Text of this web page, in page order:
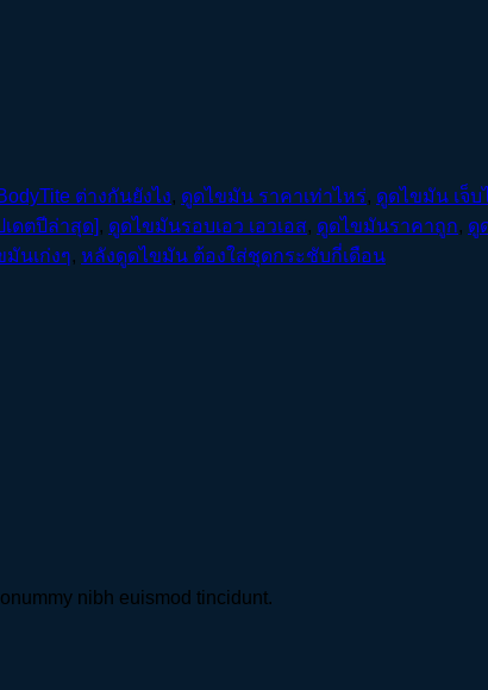
ต่างกันยังไง, ดูดไขมัน ราคาเท่าไหร่, ดูดไขมัน เจ็
ดตปีล่าสุด], ดูดไขมันรอบเอว เอวเอส, ดูดไขมันราคาถูก, ดู
นเก่งๆ, หลังดูดไขมัน ต้องใส่ชุดกระชับกี่เดือน
nibh euismod tincidunt.